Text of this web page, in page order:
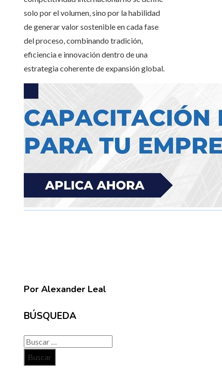
solo por el volumen, sino por la habilidad
de generar valor sostenible en cada fase
del proceso, combinando tradición,
eficiencia e innovación dentro de una
estrategia coherente de expansión global.
Por Alexander Leal
BÚSQUEDA
Buscar: